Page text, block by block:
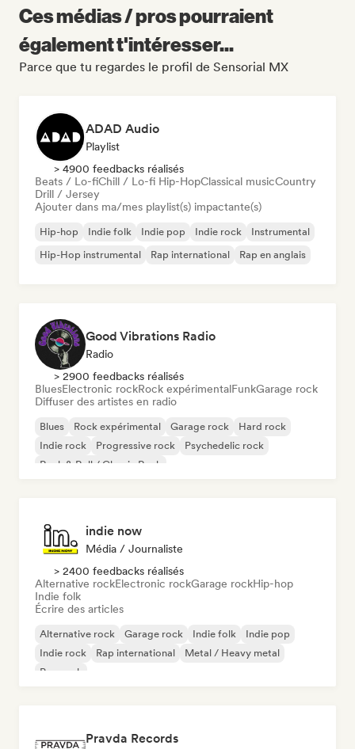
Ces médias / pros pourraient
également t'intéresser...
Parce que tu regardes le profil de Sensorial MX
ADAD Audio
Playlist
> 4900 feedbacks réalisés
Beats / Lo-fiChill / Lo-fi Hip-HopClassical musicCountry
Drill / Jersey
Ajouter dans ma/mes playlist(s) impactante(s)
Hip-hop Indie folk Indie pop Indie rock
Instrumental
Hip-Hop instrumental
Rap international Rap en anglais
Good Vibrations Radio
Radio
> 2900 feedbacks réalisés
BluesElectronic rockRock expérimentalFunkGarage rock
Diffuser des artistes en radio
Blues Rock expérimental Garage rock
Hard rock
Indie rock
Progressive rock
Psychedelic rock
Rock & Roll / Classic Rock
indie now
Média / Journaliste
> 2400 feedbacks réalisés
Alternative rockElectronic rockGarage rockHip-hop
Indie folk
Écrire des articles
Alternative rock Garage rock Indie folk
Indie pop
Indie rock
Rap international
Metal / Heavy metal
Pop rock
Pravda Records